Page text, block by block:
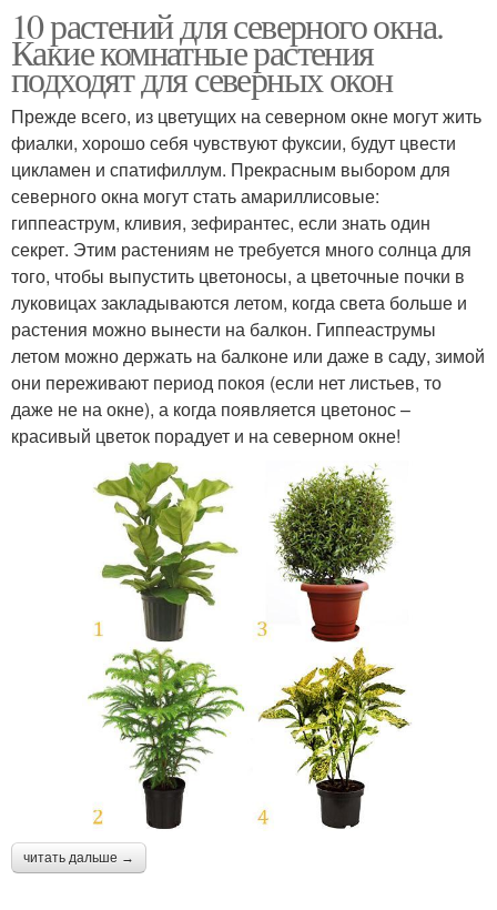
10 растений для северного окна.
Какие комнатные растения
подходят для северных окон
Прежде всего, из цветущих на северном окне могут жить
фиалки, хорошо себя чувствуют фуксии, будут цвести
цикламен и спатифиллум. Прекрасным выбором для
северного окна могут стать амариллисовые:
гиппеаструм, кливия, зефирантес, если знать один
секрет. Этим растениям не требуется много солнца для
того, чтобы выпустить цветоносы, а цветочные почки в
луковицах закладываются летом, когда света больше и
растения можно вынести на балкон. Гиппеаструмы
летом можно держать на балконе или даже в саду, зимой
они переживают период покоя (если нет листьев, то
даже не на окне), а когда появляется цветонос –
красивый цветок порадует и на северном окне!
читать дальше →